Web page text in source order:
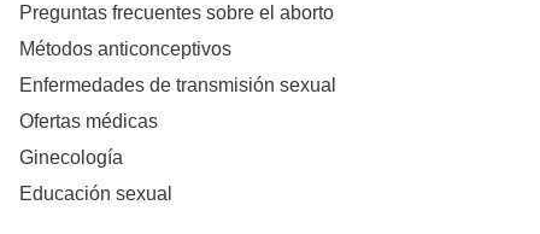
Preguntas frecuentes sobre el aborto
Métodos anticonceptivos
Enfermedades de transmisión sexual
Ofertas médicas
Ginecología
Educación sexual